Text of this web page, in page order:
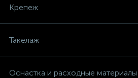
Крепеж
Такелаж
Оснастка и расходные материалы